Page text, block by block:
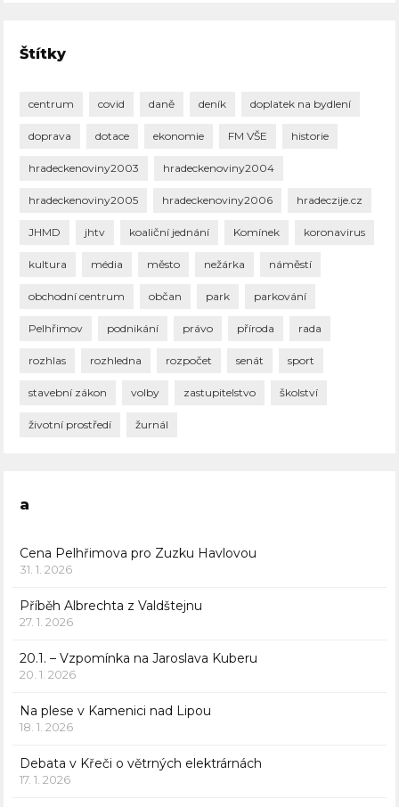
Štítky
centrum covid daně deník doplatek na bydlení
doprava dotace ekonomie FM VŠE historie
hradeckenoviny2003 hradeckenoviny2004
hradeckenoviny2005 hradeckenoviny2006 hradeczije.cz
JHMD jhtv koaliční jednání Komínek koronavirus
kultura média město nežárka náměstí
obchodní centrum občan park parkování
Pelhřimov podnikání právo příroda rada
rozhlas rozhledna rozpočet senát sport
stavební zákon volby zastupitelstvo školství
životní prostředí žurnál
a
Cena Pelhřimova pro Zuzku Havlovou
31. 1. 2026
Příběh Albrechta z Valdštejnu
27. 1. 2026
20.1. – Vzpomínka na Jaroslava Kuberu
20. 1. 2026
Na plese v Kamenici nad Lipou
18. 1. 2026
Debata v Křeči o větrných elektrárnách
17. 1. 2026